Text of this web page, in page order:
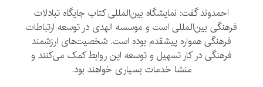
احمدوند گفت: نمایشگاه بین‌المللی کتاب جایگاه تبادلات
فرهنگی بین‌المللی است و موسسه الهدی در توسعه ارتباطات
فرهنگی همواره پیشقدم بوده است. شخصیت‌های ارزشمند
فرهنگی در کار تسهیل و توسعه این روابط کمک می‌کنند و
منشا خدمات بسیاری خواهند بود.